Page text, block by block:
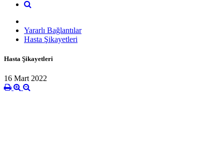
Yararlı Bağlantılar
Hasta Şikayetleri
Hasta Şikayetleri
16 Mart 2022